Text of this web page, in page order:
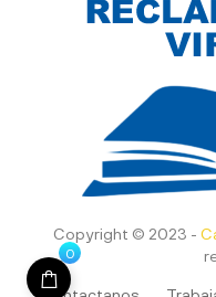
Copyright © 2023 -
0